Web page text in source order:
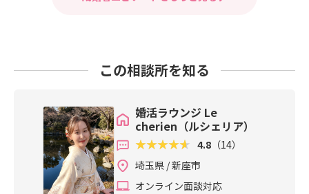
この相談所を知る
婚活ラウンジ Le
cherien（ルシェリア）
4.8 （14）
埼玉県 / 新座市
オンライン面談対応